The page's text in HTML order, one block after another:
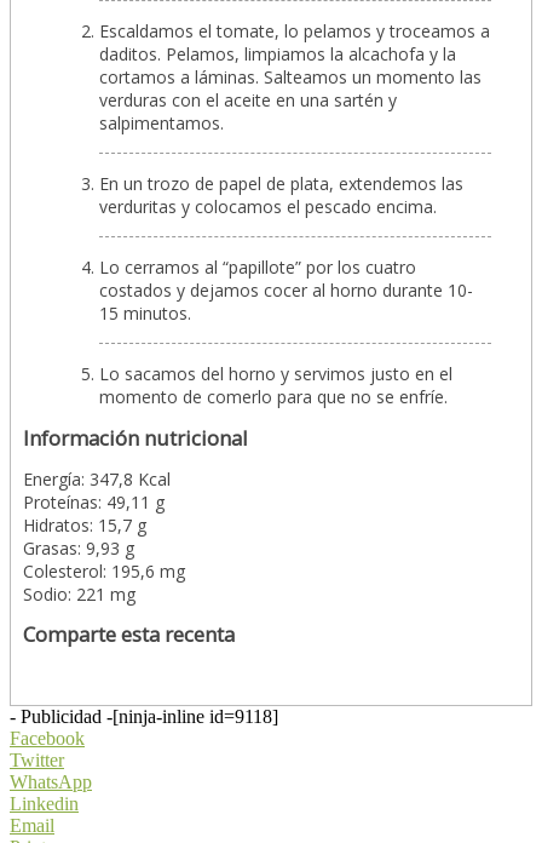
Escaldamos el tomate, lo pelamos y troceamos a
daditos. Pelamos, limpiamos la alcachofa y la
cortamos a láminas. Salteamos un momento las
verduras con el aceite en una sartén y
salpimentamos.
En un trozo de papel de plata, extendemos las
verduritas y colocamos el pescado encima.
Lo cerramos al “papillote” por los cuatro
costados y dejamos cocer al horno durante 10-
15 minutos.
Lo sacamos del horno y servimos justo en el
momento de comerlo para que no se enfríe.
Información nutricional
Energía: 347,8 Kcal
Proteínas: 49,11 g
Hidratos: 15,7 g
Grasas: 9,93 g
Colesterol: 195,6 mg
Sodio: 221 mg
Comparte esta recenta
- Publicidad -[ninja-inline id=9118]
Facebook
Twitter
WhatsApp
Linkedin
Email